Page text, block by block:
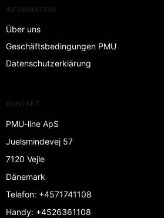
INFORMATION
Über uns
Geschäftsbedingungen PMU
Datenschutzerklärung
KONTAKT
PMU-line ApS
Juelsmindevej 57
7120 Vejle
Dänemark
Telefon: +4571741108
Handy: +4526361108